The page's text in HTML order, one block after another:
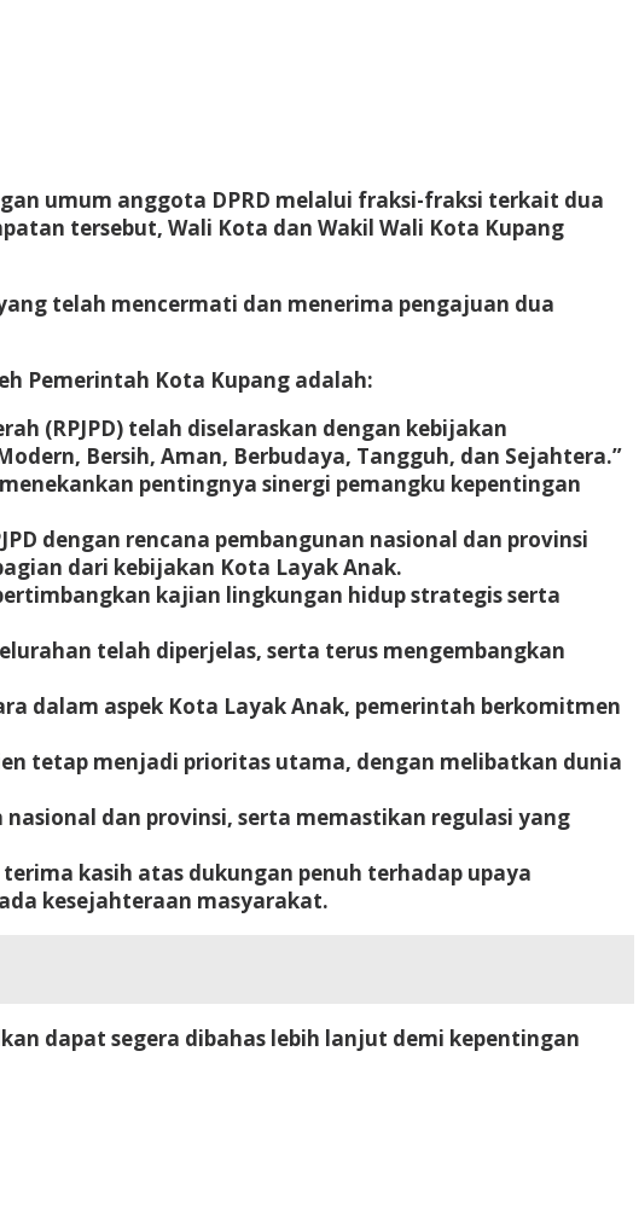
umum anggota DPRD melalui fraksi-fraksi terkait dua
tersebut, Wali Kota dan Wakil Wali Kota Kupang
telah mencermati dan menerima pengajuan dua
Pemerintah Kota Kupang adalah:
(RPJPD) telah diselaraskan dengan kebijakan
Bersih, Aman, Berbudaya, Tangguh, dan Sejahtera.”
pentingnya sinergi pemangku kepentingan
dengan rencana pembangunan nasional dan provinsi
dari kebijakan Kota Layak Anak.
kajian lingkungan hidup strategis serta
telah diperjelas, serta terus mengembangkan
dalam aspek Kota Layak Anak, pemerintah berkomitmen
tetap menjadi prioritas utama, dengan melibatkan dunia
dan provinsi, serta memastikan regulasi yang
kasih atas dukungan penuh terhadap upaya
kesejahteraan masyarakat.
dapat segera dibahas lebih lanjut demi kepentingan